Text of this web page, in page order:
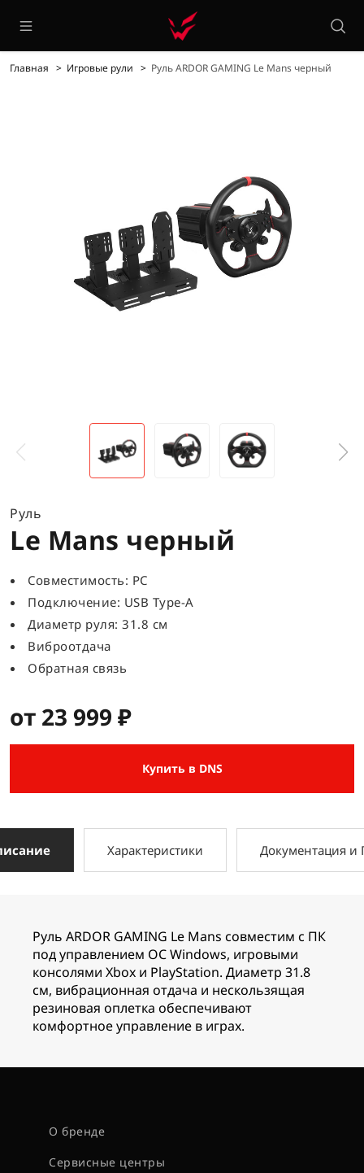
Главная Игровые рули Руль ARDOR GAMING Le Mans черный
Руль
Le Mans черный
Совместимость: PC
Подключение: USB Type-A
Диаметр руля: 31.8 см
Виброотдача
Обратная связь
от 23 999 ₽
Купить в DNS
Характеристики Документация и
Руль ARDOR GAMING Le Mans совместим с ПК
под управлением ОС Windows, игровыми
консолями Xbox и PlayStation. Диаметр 31.8
см, вибрационная отдача и нескользящая
резиновая оплетка обеспечивают
комфортное управление в играх.
О бренде
Сервисные центры